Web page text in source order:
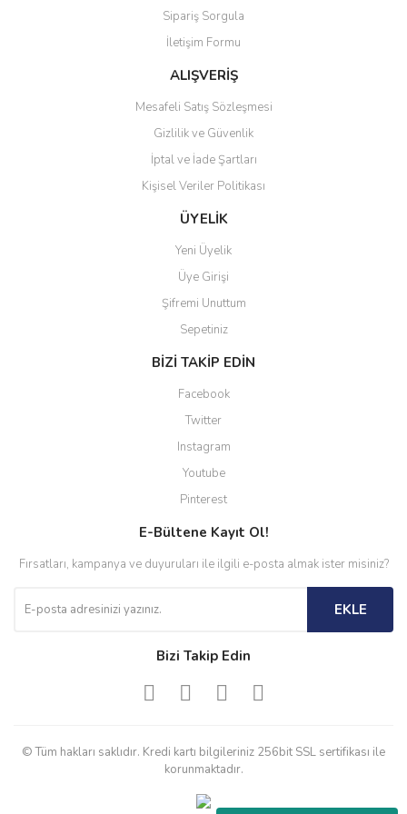
Ürün bilgilerinde hatalar bulunuyor.
Ürün fiyatı diğer sitelerden daha pahalı.
Bu ürüne benzer farklı alternatifler olmalı.
Gönder
Sipariş Sorgula
İletişim Formu
ALIŞVERİŞ
Mesafeli Satış Sözleşmesi
Gizlilik ve Güvenlik
İptal ve İade Şartları
Kişisel Veriler Politikası
ÜYELİK
Yeni Üyelik
Üye Girişi
Şifremi Unuttum
Sepetiniz
BİZİ TAKİP EDİN
Facebook
Twitter
Instagram
Youtube
Pinterest
E-Bültene Kayıt Ol!
Fırsatları, kampanya ve duyuruları ile ilgili e-posta almak ister misiniz?
EKLE
Bizi Takip Edin
© Tüm hakları saklıdır. Kredi kartı bilgileriniz 256bit SSL sertifikası ile
korunmaktadır.